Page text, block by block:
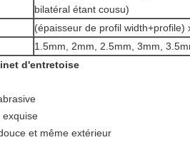
bilatéral étant cousu)
(épaisseur de profil width+profile)
1.5mm, 2mm, 2.5mm, 3mm,
d'entretoise
exquise
et même extérieur